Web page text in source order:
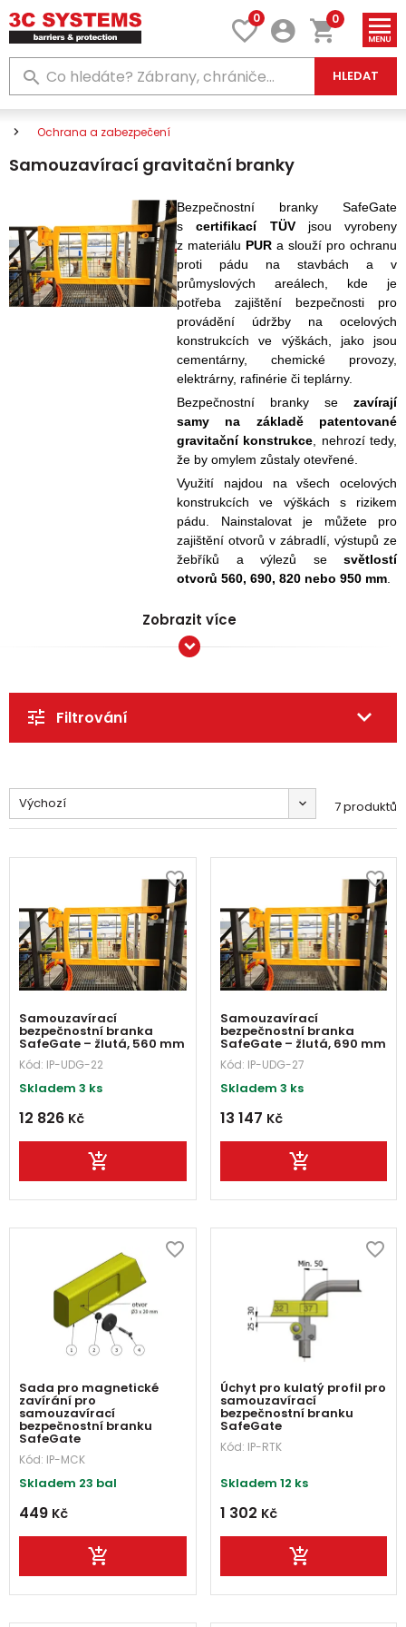
0
HLEDAT
0
Ochrana a zabezpečení
Samouzavírací gravitační branky
Bezpečnostní branky SafeGate
s certifikací TÜV jsou vyrobeny
z materiálu PUR a slouží pro ochranu
proti pádu na stavbách a v
průmyslových areálech, kde je
potřeba zajištění bezpečnosti pro
provádění údržby na ocelových
konstrukcích ve výškách, jako jsou
cementárny, chemické provozy,
elektrárny, rafinérie či teplárny.
Bezpečnostní branky se zavírají
samy na základě patentované
gravitační konstrukce , nehrozí tedy,
že by omylem zůstaly otevřené
Využití najdou na všech ocelových
konstrukcích ve výškách s rizikem
pádu. Nainstalovat je můžete pro
zajištění otvorů v zábradlí, výstupů ze
žebříků a výlezů se světlostí
otvorů 560, 690, 820 nebo 950 mm
Zobrazit více
Filtrování
Výchozí 7 produktů
Samouzavírací
bezpečnostní branka
SafeGate – žlutá, 560 mm
Kód: IP-UDG-22
Skladem 3 ks
12 826 Kč
Samouzavírací
bezpečnostní branka
SafeGate – žlutá, 690 mm
Kód: IP-UDG-27
Skladem 3 ks
13 147 Kč
Sada pro magnetické
zavírání pro
samouzavírací
bezpečnostní branku
SafeGate
Kód: IP-MCK
Skladem 23 bal
449 Kč
Úchyt pro kulatý profil pro
samouzavírací
bezpečnostní branku
SafeGate
Kód: IP-RTK
Skladem 12 ks
1 302 Kč